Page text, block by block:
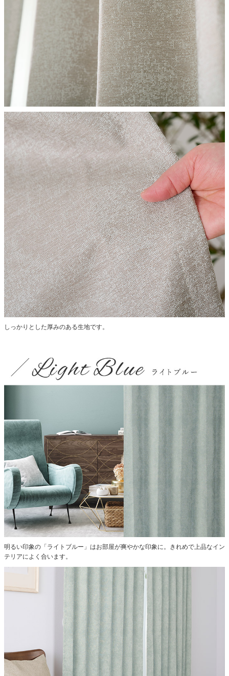
しっかりとした厚みのある生地です。
明るい印象の「ライトブルー」はお部屋が爽やかな印象に。きれめで上品なイン
テリアによく合います。